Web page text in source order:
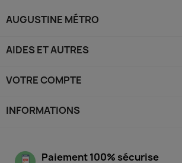
AUGUSTINE MÉTRO
AIDES ET AUTRES
VOTRE COMPTE
INFORMATIONS
Paiement 100% sécurise